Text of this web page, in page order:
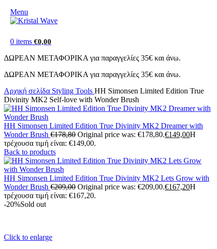
Menu
0 items €0,00
ΔΩΡΕΑΝ ΜΕΤΑΦΟΡΙΚΑ για παραγγελίες 35€ και άνω.
ΔΩΡΕΑΝ ΜΕΤΑΦΟΡΙΚΑ για παραγγελίες 35€ και άνω.
Αρχική σελίδα Styling Tools HH Simonsen Limited Edition True
Divinity MK2 Self-love with Wonder Brush
HH Simonsen Limited Edition True Divinity MK2 Dreamer with
Wonder Brush €178,80 Original price was: €178,80.€149,00Η
τρέχουσα τιμή είναι: €149,00.
Back to products
HH Simonsen Limited Edition True Divinity MK2 Lets Grow with
Wonder Brush €209,00 Original price was: €209,00.€167,20Η
τρέχουσα τιμή είναι: €167,20.
-20%Sold out
Click to enlarge